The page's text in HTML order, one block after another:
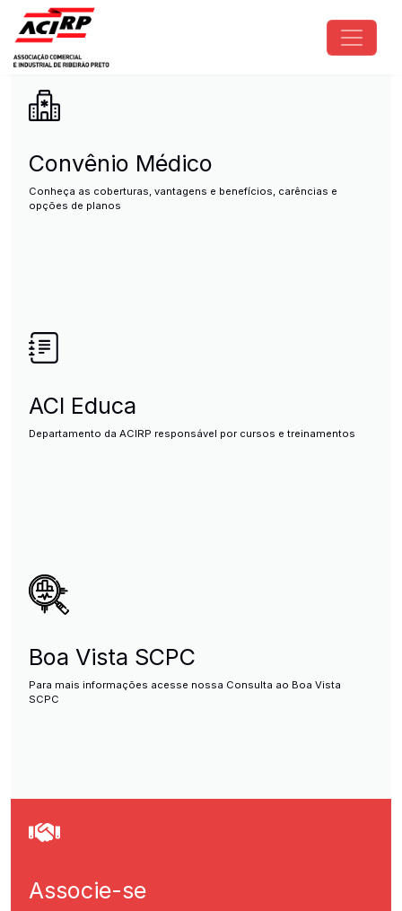
Pular para o conteúdo principal
ACIRP - Associação Comercial
Convênio Médico
Conheça as coberturas, vantagens e benefícios, carências e
opções de planos
ACI Educa
Departamento da ACIRP responsável por cursos e treinamentos
Boa Vista SCPC
Para mais informações acesse nossa Consulta ao Boa Vista
SCPC
Associe-se